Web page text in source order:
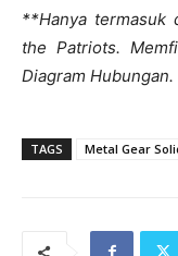
**Hanya termasuk
the Patriots.
Diagram Hubungan.
TAGS Metal Gear